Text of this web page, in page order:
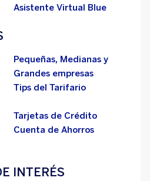
Asistente Virtual Blue
Pequeñas, Medianas y
Grandes empresas
Tips del Tarifario
Tarjetas de Crédito
Cuenta de Ahorros
INTERÉS